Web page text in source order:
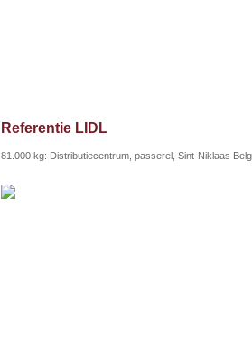
Referentie LIDL
81.000 kg: Distributiecentrum, passerel, Sint-Niklaas